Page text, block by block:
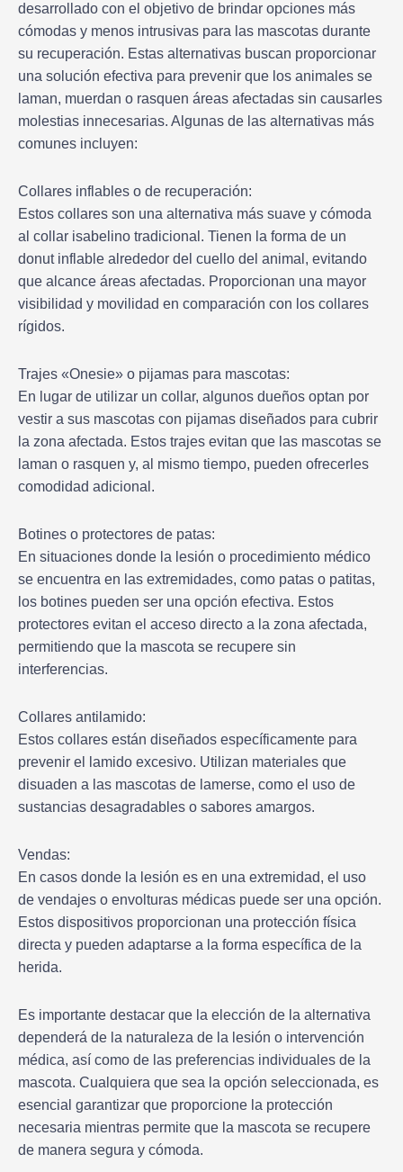
desarrollado con el objetivo de brindar opciones más
cómodas y menos intrusivas para las mascotas durante
su recuperación. Estas alternativas buscan proporcionar
una solución efectiva para prevenir que los animales se
laman, muerdan o rasquen áreas afectadas sin causarles
molestias innecesarias. Algunas de las alternativas más
comunes incluyen:
Collares inflables o de recuperación:
Estos collares son una alternativa más suave y cómoda
al collar isabelino tradicional. Tienen la forma de un
donut inflable alrededor del cuello del animal, evitando
que alcance áreas afectadas. Proporcionan una mayor
visibilidad y movilidad en comparación con los collares
rígidos.
Trajes «Onesie» o pijamas para mascotas:
En lugar de utilizar un collar, algunos dueños optan por
vestir a sus mascotas con pijamas diseñados para cubrir
la zona afectada. Estos trajes evitan que las mascotas se
laman o rasquen y, al mismo tiempo, pueden ofrecerles
comodidad adicional.
Botines o protectores de patas:
En situaciones donde la lesión o procedimiento médico
se encuentra en las extremidades, como patas o patitas,
los botines pueden ser una opción efectiva. Estos
protectores evitan el acceso directo a la zona afectada,
permitiendo que la mascota se recupere sin
interferencias.
Collares antilamido:
Estos collares están diseñados específicamente para
prevenir el lamido excesivo. Utilizan materiales que
disuaden a las mascotas de lamerse, como el uso de
sustancias desagradables o sabores amargos.
Vendas:
En casos donde la lesión es en una extremidad, el uso
de vendajes o envolturas médicas puede ser una opción.
Estos dispositivos proporcionan una protección física
directa y pueden adaptarse a la forma específica de la
herida.
Es importante destacar que la elección de la alternativa
dependerá de la naturaleza de la lesión o intervención
médica, así como de las preferencias individuales de la
mascota. Cualquiera que sea la opción seleccionada, es
esencial garantizar que proporcione la protección
necesaria mientras permite que la mascota se recupere
de manera segura y cómoda.